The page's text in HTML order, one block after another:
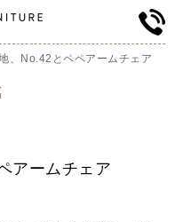
、No.42とペペアームチェア
アームチェア